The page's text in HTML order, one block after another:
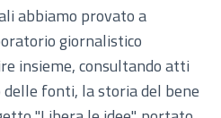
abbiamo provato a
giornalistico
insieme, consultando atti
fonti, la storia del bene